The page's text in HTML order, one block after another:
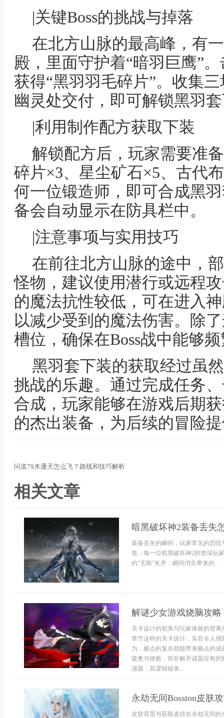
|关键Boss的挑战与掉落
在北方山脉的最高峰，有
殿，里面守护着“暗羽巨鹰”
获得“黑羽羽毛碎片”。收集
幽灵处交付，即可解锁黑羽
|利用制作配方获取下装
解锁配方后，玩家需要准
碎片×3、星尘矿石×5、古代
何一位锻造师，即可合成黑
备会自动显示在防具栏中。
|注意事项与实用技巧
在前往北方山脉的途中，
怪物，建议使用潜行或远程
的魔法抗性较低，可在进入
以减少受到的魔法伤害。除
槽位，确保在Boss战中能够
黑羽套下装的获取经过虽
挑战的乐趣。通过完成任务
合成，玩家能够在游戏后期
的杰出装备，为后续的冒险
问道79木通天怎么飞？路线和技巧解析
相关文章
暗黑破坏神2装备丢失
装备丢失的瞬间，玩家常见的恐
觉，每一位暗黑破坏神2的资深玩
的“无限”长矛，瞬间消失带来的...
解谜少女游戏烧脑攻
关卡设计的初衷与玩家体验的背
章节这样的关卡设计，实在令人
为，极点的复杂就能带来极点的
疲惫与挫败，而非解开谜题应有
谜题，其逻辑链条...
永劫无间Bosston皮肤
皮肤背景与获取途径在永劫无间